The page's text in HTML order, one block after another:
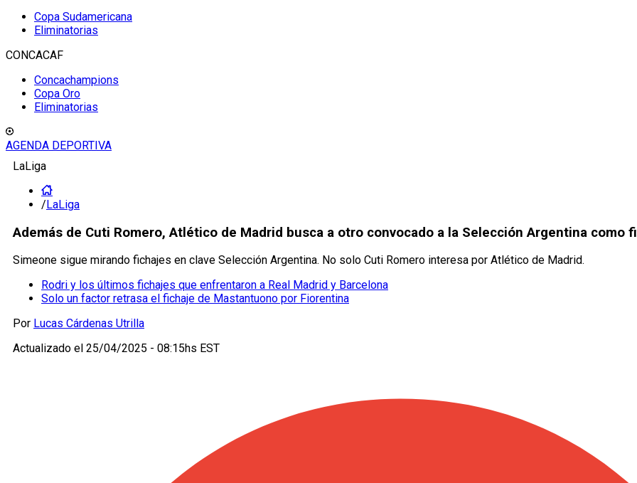
Copa Sudamericana
Eliminatorias
CONCACAF
Concachampions
Copa Oro
Eliminatorias
AGENDA DEPORTIVA
LaLiga
/LaLiga
Además de Cuti Romero, Atlético de Madrid busca a otro convocado a la Selección Argentina como
Simeone sigue mirando fichajes en clave Selección Argentina. No solo Cuti Romero interesa por Atlético de Madrid.
Rodri y los últimos fichajes que enfrentaron a Real Madrid y Barcelona
Solo un factor retrasa el fichaje de Mastantuono por Fiorentina
Por Lucas Cárdenas Utrilla
Actualizado el 25/04/2025 - 08:15hs EST